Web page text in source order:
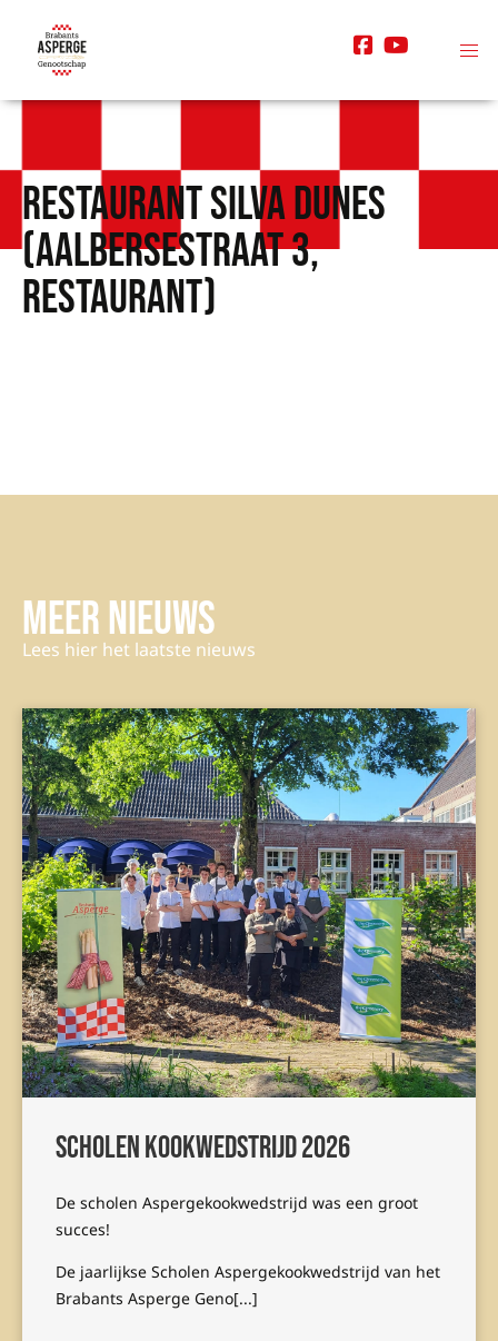
Restaurant Silva Dunes
(Aalbersestraat 3,
Restaurant)
Meer nieuws
Lees hier het laatste nieuws
Scholen kookwedstrijd 2026
De scholen Aspergekookwedstrijd was een groot
succes!
De jaarlijkse Scholen Aspergekookwedstrijd van het
Brabants Asperge Geno[...]